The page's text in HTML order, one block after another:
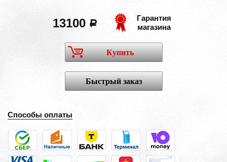
13100 a
Гарантия
магазина
Купить
Быстрый заказ
Способы оплаты